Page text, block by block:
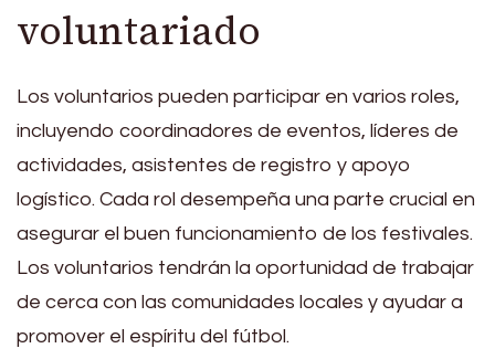
voluntariado
Los voluntarios pueden participar en varios roles,
incluyendo coordinadores de eventos, líderes de
actividades, asistentes de registro y apoyo
logístico. Cada rol desempeña una parte crucial en
asegurar el buen funcionamiento de los festivales.
Los voluntarios tendrán la oportunidad de trabajar
de cerca con las comunidades locales y ayudar a
promover el espíritu del fútbol.